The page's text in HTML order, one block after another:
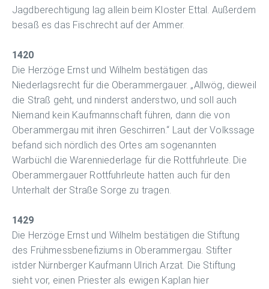
Jagdberechtigung lag allein beim Kloster Ettal. Außerdem
besaß es das Fischrecht auf der Ammer.
1420
Die Herzöge Ernst und Wilhelm bestätigen das
Niederlagsrecht für die Oberammergauer. „Allwög, dieweil
die Straß geht, und ninderst anderstwo, und soll auch
Niemand kein Kaufmannschaft führen, dann die von
Oberammergau mit ihren Geschirren.“ Laut der Volkssage
befand sich nördlich des Ortes am sogenannten
Warbüchl die Warenniederlage für die Rottfuhrleute. Die
Oberammergauer Rottfuhrleute hatten auch für den
Unterhalt der Straße Sorge zu tragen.
1429
Die Herzöge Ernst und Wilhelm bestätigen die Stiftung
des Frühmessbenefiziums in Oberammergau. Stifter
istder Nürnberger Kaufmann Ulrich Arzat. Die Stiftung
sieht vor, einen Priester als ewigen Kaplan hier